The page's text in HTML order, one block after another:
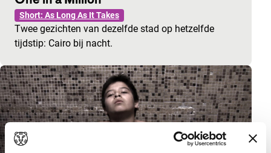
Short: As Long As It Takes
Twee gezichten van dezelfde stad op hetzelfde
tijdstip: Cairo bij nacht.